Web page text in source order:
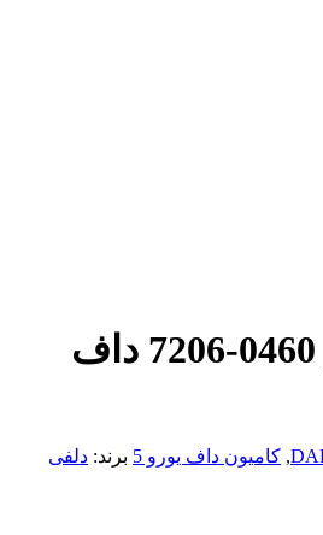
بویین انژکتور 0460-7206 داف
, کامیون داف یورو 5 برند: دلفی